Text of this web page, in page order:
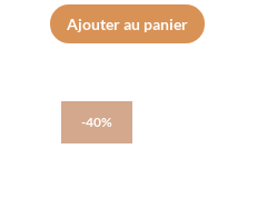
Ajouter au panier
-40%